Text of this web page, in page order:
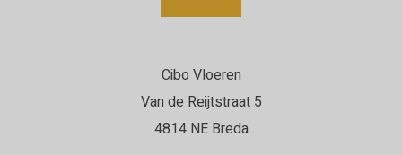
Cibo Vloeren
Van de Reijtstraat 5
4814 NE Breda